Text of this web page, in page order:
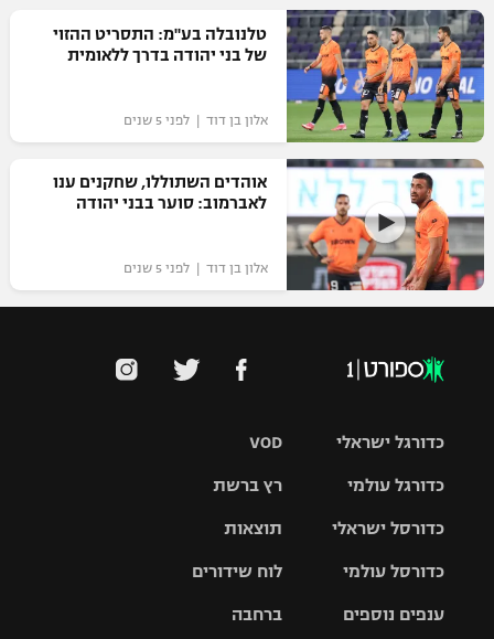
טלנובלה בע"מ: התסריט ההזוי
של בני יהודה בדרך ללאומית
אלון בן דוד | לפני 5 שנים
אוהדים השתוללו, שחקנים ענו
לאברמוב: סוער בבני יהודה
אלון בן דוד | לפני 5 שנים
VOD
רץ ברשת
תוצאות
לוח שידורים
ברחבה
כדורגל ישראלי
גביע הטוטו
כדורגל עולמי
האלופות
ליגה
כדורסל ישראלי
סל
כדורסל עולמי
ענפים נוספים